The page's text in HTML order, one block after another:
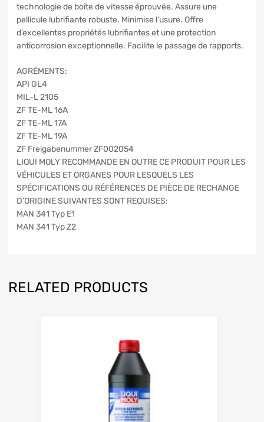
technologie de boîte de vitesse éprouvée. Assure une
pellicule lubrifiante robuste. Minimise l’usure. Offre
d’excellentes propriétés lubrifiantes et une protection
anticorrosion exceptionnelle. Facilite le passage de rapports.
AGRÉMENTS:
API GL4
MIL-L 2105
ZF TE-ML 16A
ZF TE-ML 17A
ZF TE-ML 19A
ZF Freigabenummer ZF002054
LIQUI MOLY RECOMMANDE EN OUTRE CE PRODUIT POUR LES
VÉHICULES ET ORGANES POUR LESQUELS LES
SPÉCIFICATIONS OU RÉFÉRENCES DE PIÈCE DE RECHANGE
D’ORIGINE SUIVANTES SONT REQUISES:
MAN 341 Typ E1
MAN 341 Typ Z2
RELATED PRODUCTS